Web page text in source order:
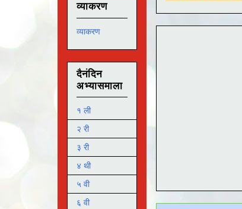
व्याकरण
व्याकरण
दैनंदिन
अभ्यासमाला
१ ली
२ री
३ री
४ थी
५ वी
६ वी